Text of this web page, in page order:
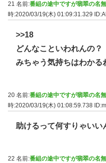
21 名前:番組の途中ですが翡翠の名
時:2020/03/19(木) 01:09:31.329
>>18
どんなこといわれんの？
みちゃう気持ちはわかる
20 名前:番組の途中ですが翡翠の名
時:2020/03/19(木) 01:08:59.738
助けるって何すりゃいい
22 名前:番組の途中ですが翡翠の名